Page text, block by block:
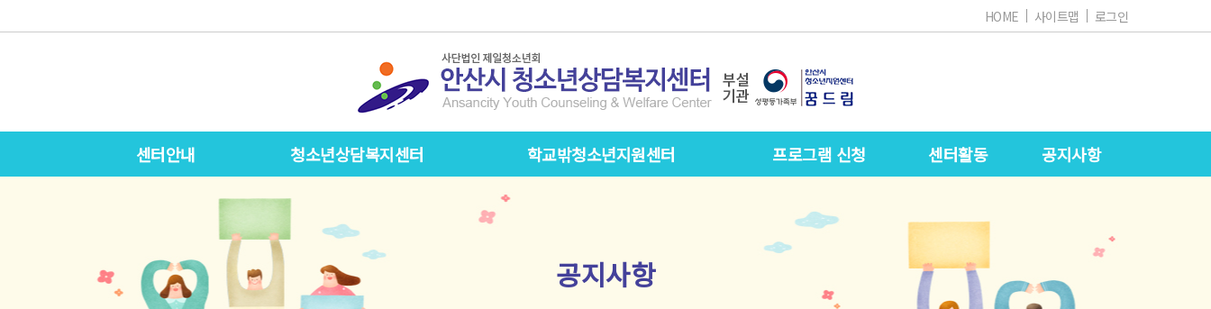
HOME 사이트맵 로그인
센터안내 청소년상담복지센터 학교밖청소년지원센터 프로그램 신청 센터활동 공지사항
공지사항